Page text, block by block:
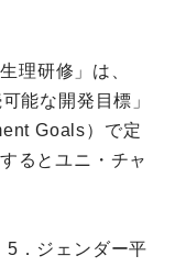
理研修」は、
能な開発目標」
Goals）で定
るとユニ・チャ
．ジェンダー平